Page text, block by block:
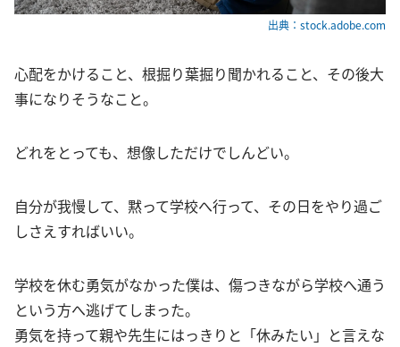
出典：stock.adobe.com
心配をかけること、根掘り葉掘り聞かれること、その後大
事になりそうなこと。
どれをとっても、想像しただけでしんどい。
自分が我慢して、黙って学校へ行って、その日をやり過ご
しさえすればいい。
学校を休む勇気がなかった僕は、傷つきながら学校へ通う
という方へ逃げてしまった。
勇気を持って親や先生にはっきりと「休みたい」と言えな